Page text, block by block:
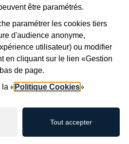
être paramétrés.
paramétrer les cookies tiers
d'audience anonyme,
utilisateur) ou modifier
en cliquant sur le lien «Gestion
de page.
« Politique Cookies»
Tout accepter
veuillez sélectionner les3
de la série.
X X